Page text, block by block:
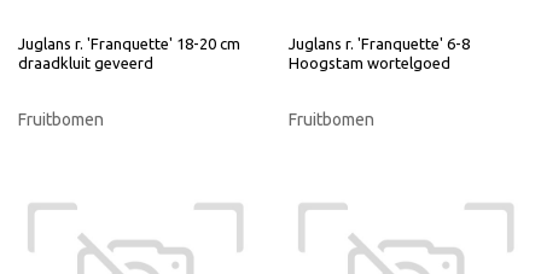
Juglans r. 'Franquette' 18-20 cm
draadkluit geveerd
Fruitbomen
Juglans r. 'Franquette' 6-8
Hoogstam wortelgoed
Fruitbomen